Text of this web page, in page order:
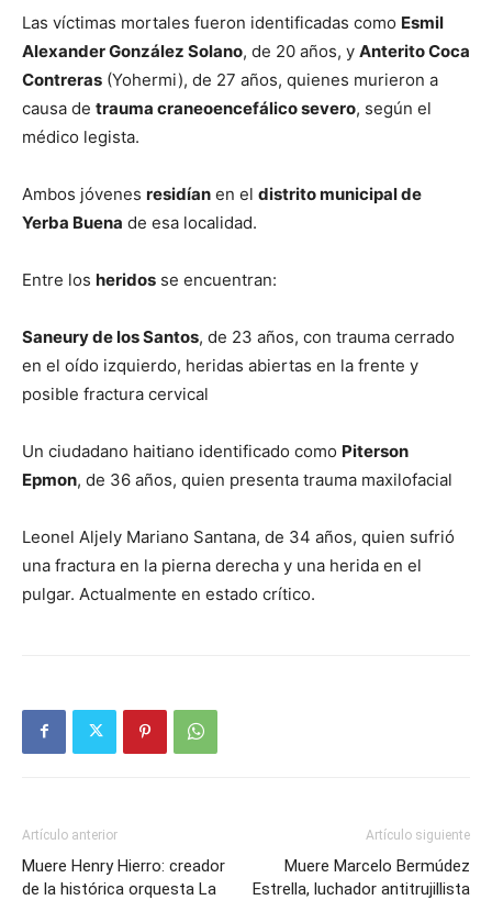
Las víctimas mortales fueron identificadas como Esmil
Alexander González Solano, de 20 años, y Anterito Coca
Contreras (Yohermi), de 27 años, quienes murieron a
causa de trauma craneoencefálico severo, según el
médico legista.
Ambos jóvenes residían en el distrito municipal de
Yerba Buena de esa localidad.
Entre los heridos se encuentran:
Saneury de los Santos, de 23 años, con trauma cerrado
en el oído izquierdo, heridas abiertas en la frente y
posible fractura cervical
Un ciudadano haitiano identificado como Piterson
Epmon, de 36 años, quien presenta trauma maxilofacial
Leonel Aljely Mariano Santana, de 34 años, quien sufrió
una fractura en la pierna derecha y una herida en el
pulgar. Actualmente en estado crítico.
Artículo anterior
Muere Henry Hierro: creador
de la histórica orquesta La
Artículo siguiente
Muere Marcelo Bermúdez
Estrella, luchador antitrujillista